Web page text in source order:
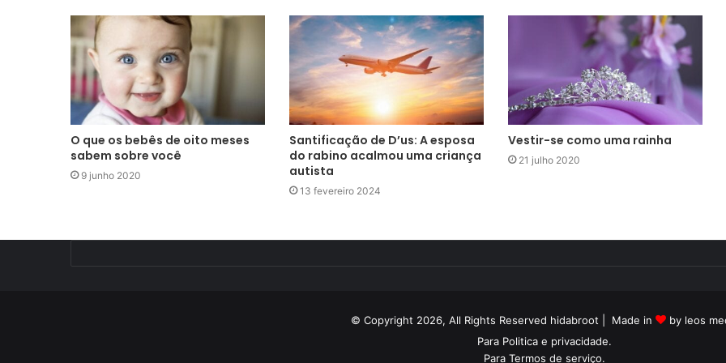
5781 pelo canal do YouTube
Em nome de todas as mulheres
Honra de uma mulher: os portões
da subsistência
O que os bebês de oito meses
sabem sobre você
9 junho 2020
Santificação de D’us: A esposa
do rabino acalmou uma criança
autista
13 fevereiro 2024
Vestir-se como uma rainha
21 julho 2020
© Copyright 2026, All Rights Reserved hidabroot | Made in
by leos
Para Politica e privacidade.
Para Termos de serviço.